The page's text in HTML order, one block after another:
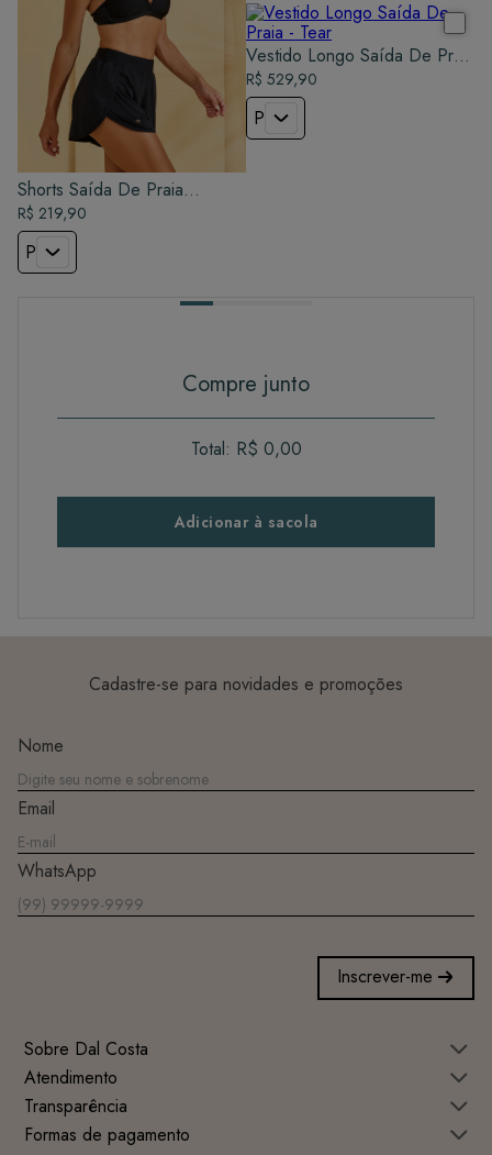
Shorts Saída De Praia
Feminino - Preto
R$ 219,90
P
Vestido Longo Saída De Praia
- Tear
R$ 529,90
P
Compre junto
Total: R$ 0,00
Adicionar à sacola
Cadastre-se para novidades e promoções
Nome
Email
WhatsApp
Inscrever-me
Sobre Dal Costa
Atendimento
Transparência
Formas de pagamento